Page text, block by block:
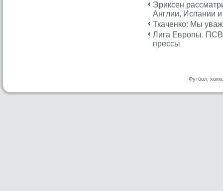
Эриксен
Англии, Испании
Ткаченко: Мы
Лига Европы. ПСВ
прессы
Футбол,